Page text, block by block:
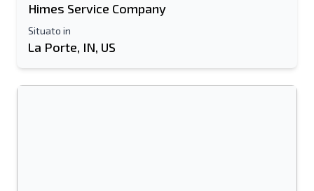
Himes Service Company
Situato in
La Porte, IN, US